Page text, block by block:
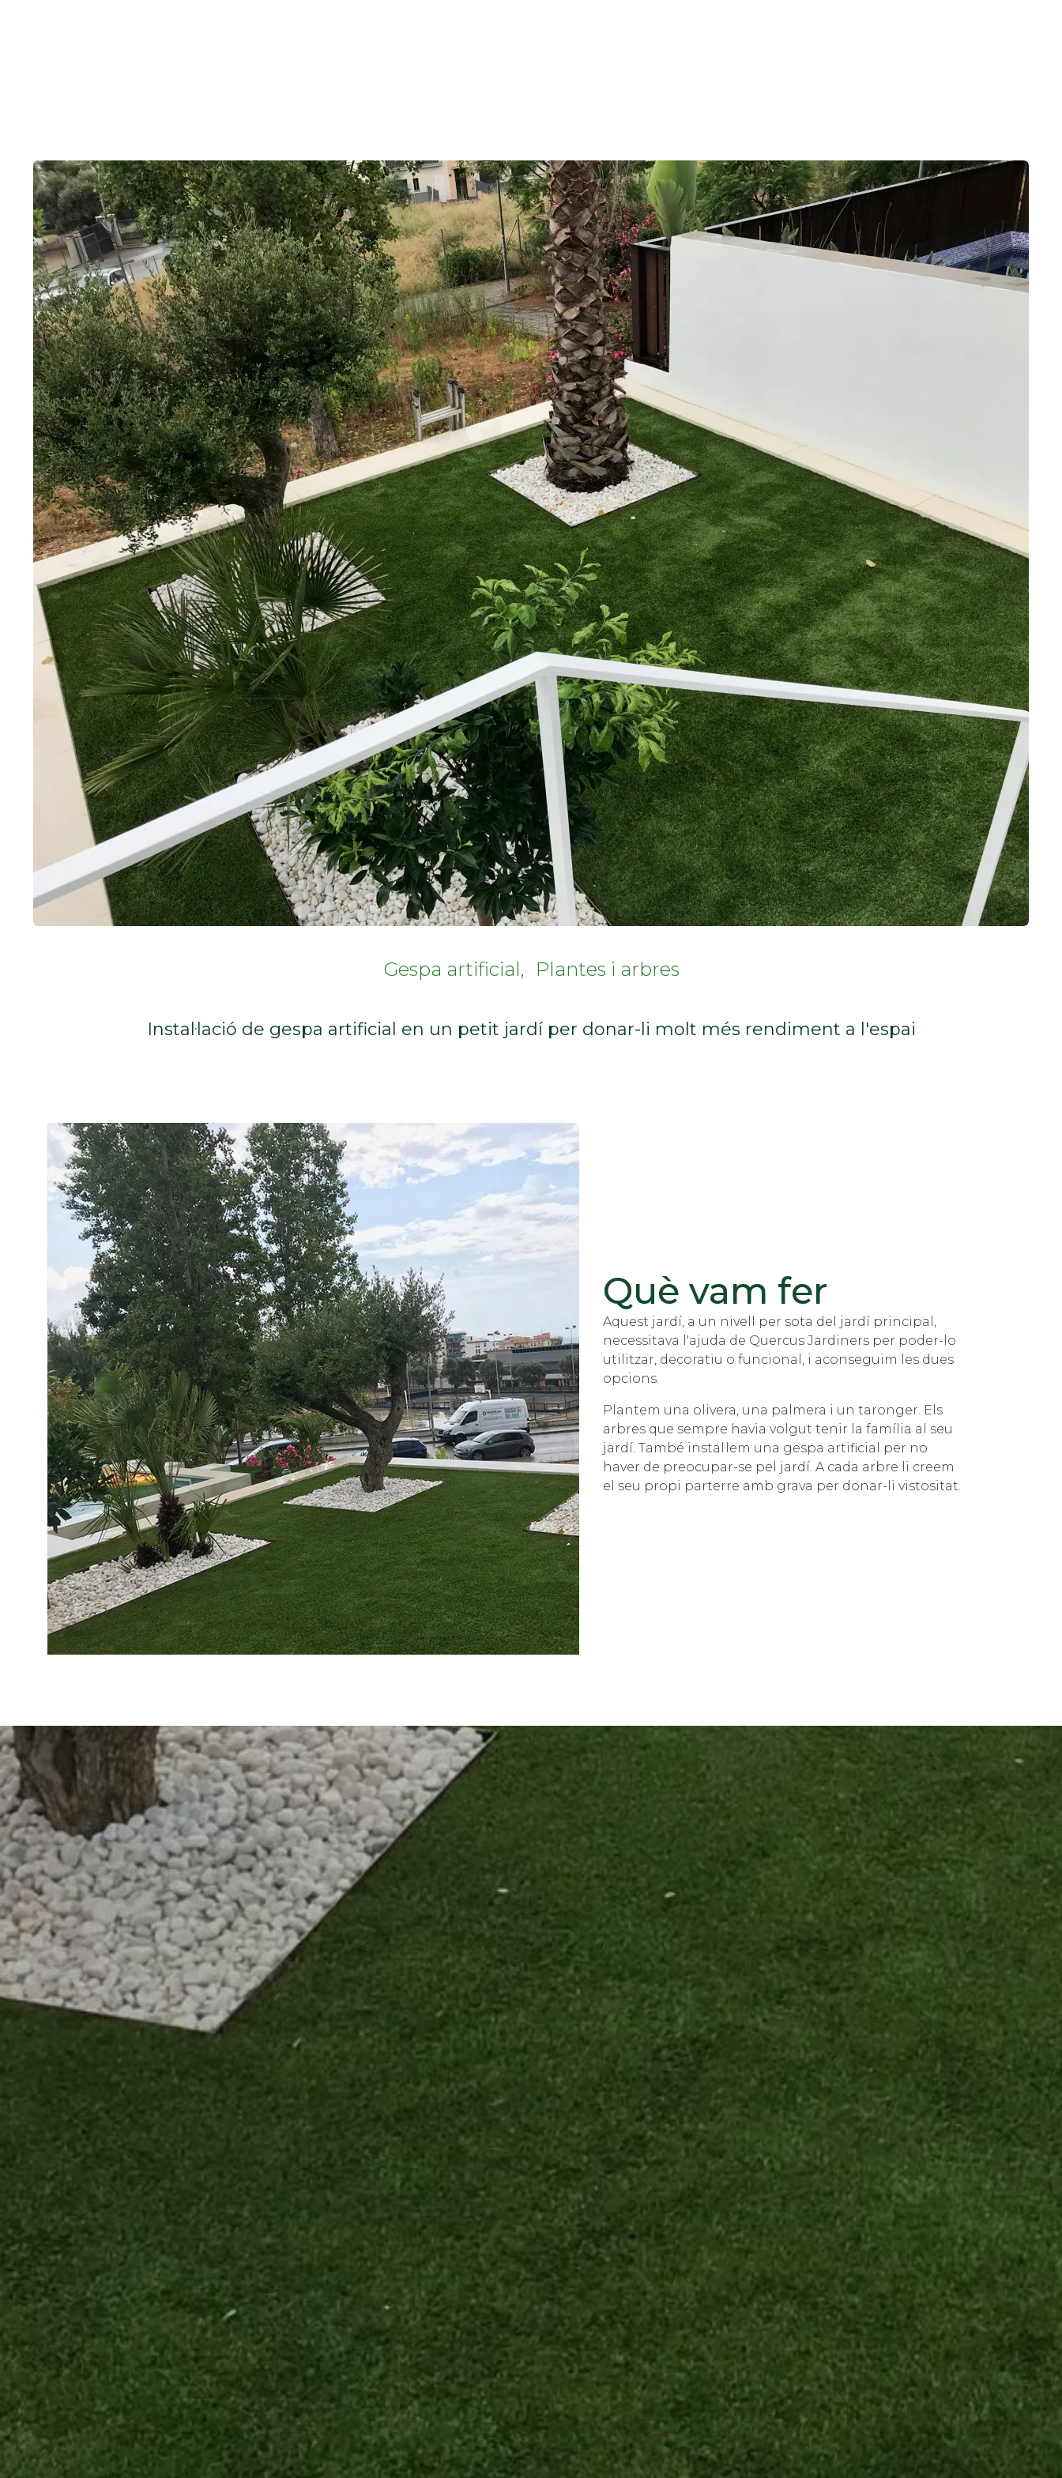
Gespa artificial Plantes i arbres
Instal·lació de gespa artificial en un petit jardí per donar-li molt més rendiment a l'espai
Què vam fer
Aquest jardí, a un nivell per sota del jardí principal,
necessitava l'ajuda de Quercus Jardiners per poder-lo
utilitzar, decoratiu o funcional, i aconseguim les dues
opcions.
Plantem una olivera, una palmera i un taronger. Els
arbres que sempre havia volgut tenir la família al seu
jardí. També instal·lem una gespa artificial per no
haver de preocupar-se pel jardí. A cada arbre li creem
el seu propi parterre amb grava per donar-li vistositat.